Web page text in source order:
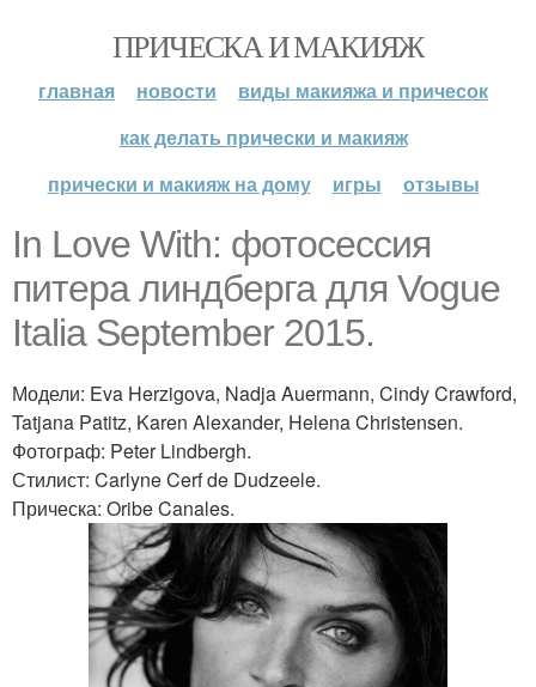
ПРИЧЕСКА И МАКИЯЖ
главная новости
виды макияжа и причесок
как делать прически и макияж
прически и макияж на дому
игры отзывы
In Love With: фотосессия
питера линдберга для Vogue
Italia September 2015.
Модели: Eva Herzigova, Nadja Auermann, Cindy Crawford,
Tatjana Patitz, Karen Alexander, Helena Christensen.
Фотограф: Peter Lindbergh.
Стилист: Carlyne Cerf de Dudzeele.
Прическа: Oribe Canales.